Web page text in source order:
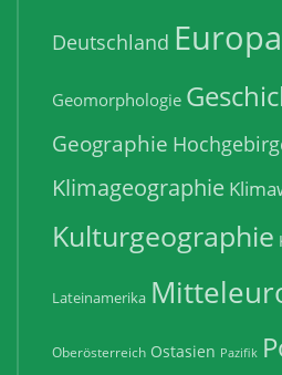
Deutschland Europa
Geomorphologie
Geographie
Klimageographie
Kulturgeographie
Lateinamerika
Oberösterreich Ostasien Pazifik